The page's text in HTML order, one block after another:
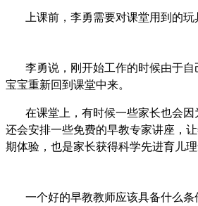
上课前，李勇需要对课堂用到的
李勇说，刚开始工作的时候由于
宝宝重新回到课堂中来。
在课堂上，有时候一些家长也会
还会安排一些免费的早教专家讲座，
期体验，也是家长获得科学先进育儿
一个好的早教教师应该具备什么